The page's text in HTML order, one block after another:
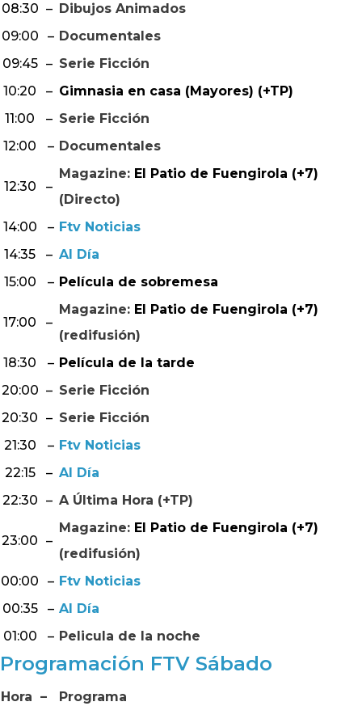
08:30 – Dibujos Animados
09:00
– Documentales
09:45 – Serie Ficción
10:20
– Gimnasia en casa (Mayores) (+TP)
11:00
– Serie Ficción
12:00
– Documentales
12:30 –
Magazine: El Patio de Fuengirola (+7)
(Directo)
14:00
– Ftv Noticias
14:35
– Al Día
15:00
– Película de sobremesa
17:00 –
Magazine: El Patio de Fuengirola (+7)
(redifusión)
18:30
– Película de la tarde
20:00 – Serie Ficción
20:30 – Serie Ficción
21:30
– Ftv Noticias
22:15
– Al Día
22:30 – A Última Hora (+TP)
23:00 –
Magazine: El Patio de Fuengirola (+7)
(redifusión)
00:00
– Ftv Noticias
00:35
– Al Día
01:00
– Pelicula de la noche
Programación FTV Sábado
Hora –
Programa